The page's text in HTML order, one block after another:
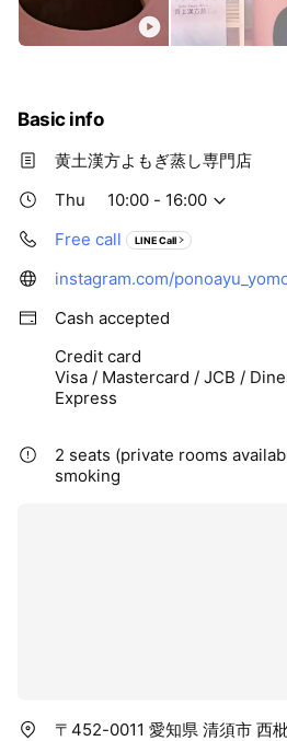
Basic info
黄土漢方よもぎ蒸し専門店
Thu
10:00 - 16:00
Free call
LINE Call
Cash accepted
Credit card
Visa / Mastercard / JCB /
Express
2 seats (private rooms
smoking
〒452-0011 愛知県 清須市 西